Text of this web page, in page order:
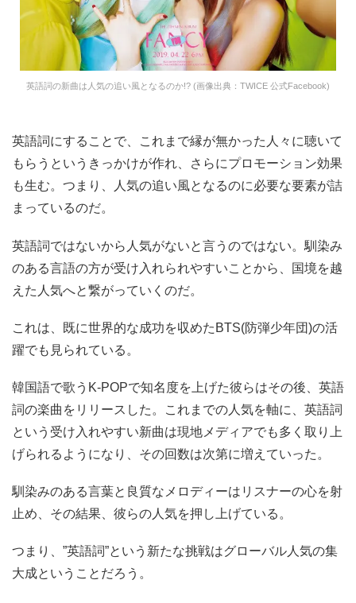
英語詞の新曲は人気の追い風となるのか!? (画像出典：TWICE 公式Facebook)
英語詞にすることで、これまで縁が無かった人々に聴いて
もらうというきっかけが作れ、さらにプロモーション効果
も生む。つまり、人気の追い風となるのに必要な要素が詰
まっているのだ。
英語詞ではないから人気がないと言うのではない。馴染み
のある言語の方が受け入れられやすいことから、国境を越
えた人気へと繋がっていくのだ。
これは、既に世界的な成功を収めたBTS(防弾少年団)の活
躍でも見られている。
韓国語で歌うK-POPで知名度を上げた彼らはその後、英語
詞の楽曲をリリースした。これまでの人気を軸に、英語詞
という受け入れやすい新曲は現地メディアでも多く取り上
げられるようになり、その回数は次第に増えていった。
馴染みのある言葉と良質なメロディーはリスナーの心を射
止め、その結果、彼らの人気を押し上げている。
つまり、”英語詞”という新たな挑戦はグローバル人気の集
大成ということだろう。